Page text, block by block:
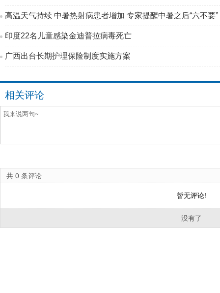
高温天气持续 中暑热射病患者增加 专家提醒中暑之后“六不要”
印度22名儿童感染金迪普拉病毒死亡
广西出台长期护理保险制度实施方案
相关评论
共 0 条评论
暂无评论!
没有了